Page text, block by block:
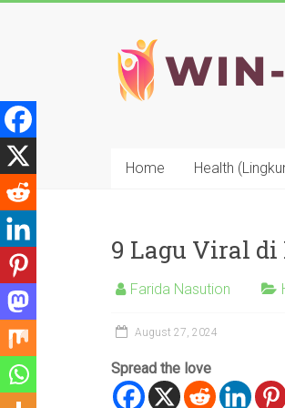
WIN-
NANO
Home Health
9 Lagu Viral di
Farida Nasution
August 27, 2024
Spread the love